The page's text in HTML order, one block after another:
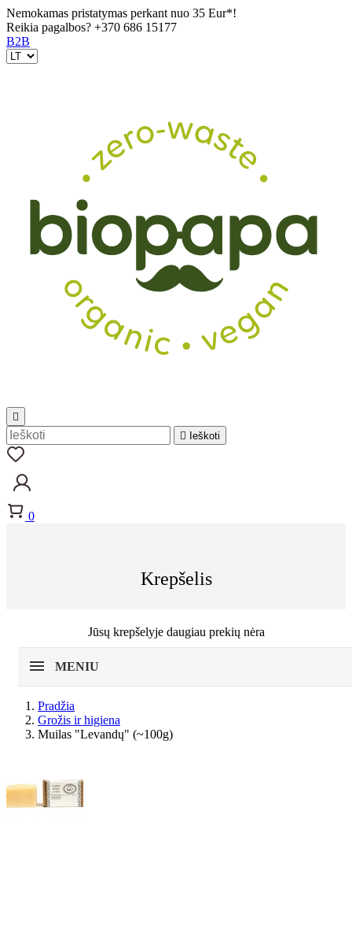
Nemokamas pristatymas perkant nuo 35 Eur*!
Reikia pagalbos? +370 686 15177
B2B


Ieškoti
0
Krepšelis
Jūsų krepšelyje daugiau prekių nėra
MENIU
Pradžia
Grožis ir higiena
Muilas "Levandų" (~100g)